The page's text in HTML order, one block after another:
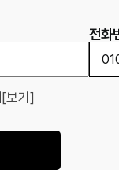
전화
[보기]